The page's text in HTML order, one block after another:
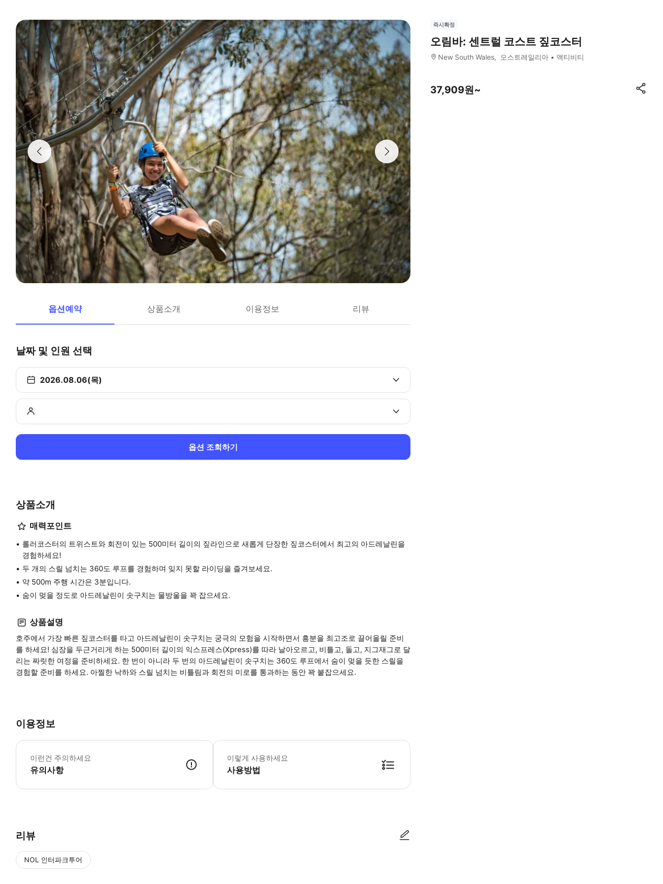
옵션예약 상품소개 이용정보 리뷰
날짜 및 인원 선택
2026.08.06(목)
옵션 조회하기
상품소개
매력포인트
롤러코스터의 트위스트와 회전이 있는 500미터 길이의 짚라인으로 새롭게 단장한 짚코스터에서 최고의 아드레날린을
경험하세요!
두 개의 스릴 넘치는 360도 루프를 경험하며 잊지 못할 라이딩을 즐겨보세요.
약 500m 주행 시간은 3분입니다.
숨이 멎을 정도로 아드레날린이 솟구치는 물방울을 꽉 잡으세요.
상품설명
호주에서 가장 빠른 짚코스터를 타고 아드레날린이 솟구치는 궁극의 모험을 시작하면서 흥분을 최고조로 끌어올릴 준비
를 하세요! 심장을 두근거리게 하는 500미터 길이의 익스프레스(Xpress)를 따라 날아오르고, 비틀고, 돌고, 지그재그로 달
리는 짜릿한 여정을 준비하세요. 한 번이 아니라 두 번의 아드레날린이 솟구치는 360도 루프에서 숨이 멎을 듯한 스릴을
경험할 준비를 하세요. 아찔한 낙하와 스릴 넘치는 비틀림과 회전의 미로를 통과하는 동안 꽉 붙잡으세요.
이용정보
이런건 주의하세요
유의사항
무게 요구 사항: 최소 25kg ~ 최대 120kg 8세 이상 사용 가능 * 소요시간 : 3분 (옵션에 따라 소요 시간이 다를 수 있으니, 예약 시 확인 부탁드립니다.)
이렇게 사용하세요
사용방법
리뷰
NOL 인터파크투어
즉시확정
오림바: 센트럴 코스트 짚코스터
New South Wales 오스트레일리아 액티비티
37,909원~